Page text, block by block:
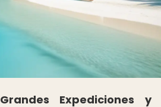
Grandes Expediciones y